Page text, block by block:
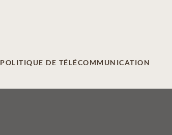
POLITIQUE DE TÉLÉCOMMUNICATION